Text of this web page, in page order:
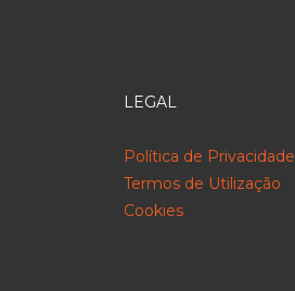
LEGAL
Política de Privacidade
Termos de Utilização
Cookies